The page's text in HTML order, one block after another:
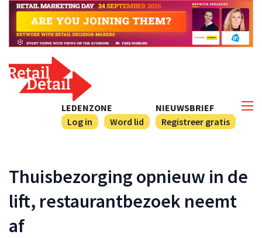
NIEUWSBRIEF
Registreer gratis
LEDENZONE
Log in
Word lid
Thuisbezorging opnieuw in de
lift, restaurantbezoek neemt
af